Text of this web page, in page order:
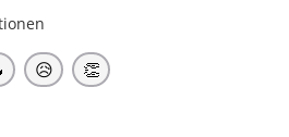
😥 👏